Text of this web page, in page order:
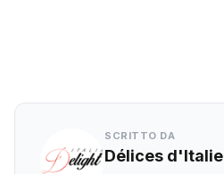
SCRITTO DA
Délices d'Italie